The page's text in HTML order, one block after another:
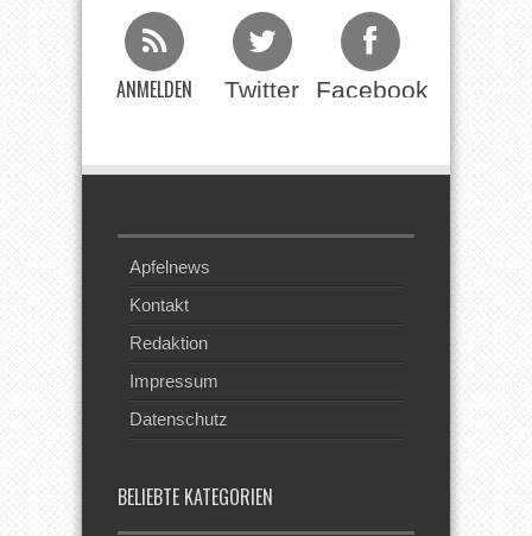
ANMELDEN Twitter Facebook
Apfelnews
Kontakt
Redaktion
Impressum
Datenschutz
BELIEBTE KATEGORIEN